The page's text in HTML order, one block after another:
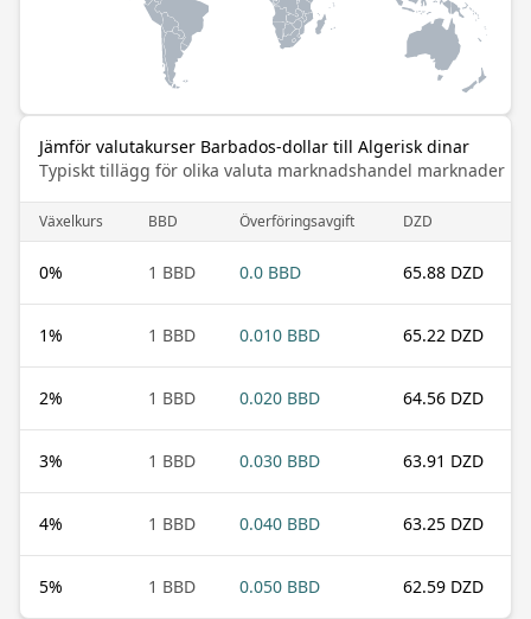
Jämför valutakurser Barbados-dollar till Algerisk dinar
Typiskt tillägg för olika valuta marknadshandel marknader
Växelkurs BBD Överföringsavgift DZD
0% 1 BBD 0.0 BBD 65.88 DZD
1% 1 BBD 0.010 BBD 65.22 DZD
2% 1 BBD 0.020 BBD 64.56 DZD
3% 1 BBD 0.030 BBD 63.91 DZD
4% 1 BBD 0.040 BBD 63.25 DZD
5% 1 BBD 0.050 BBD 62.59 DZD